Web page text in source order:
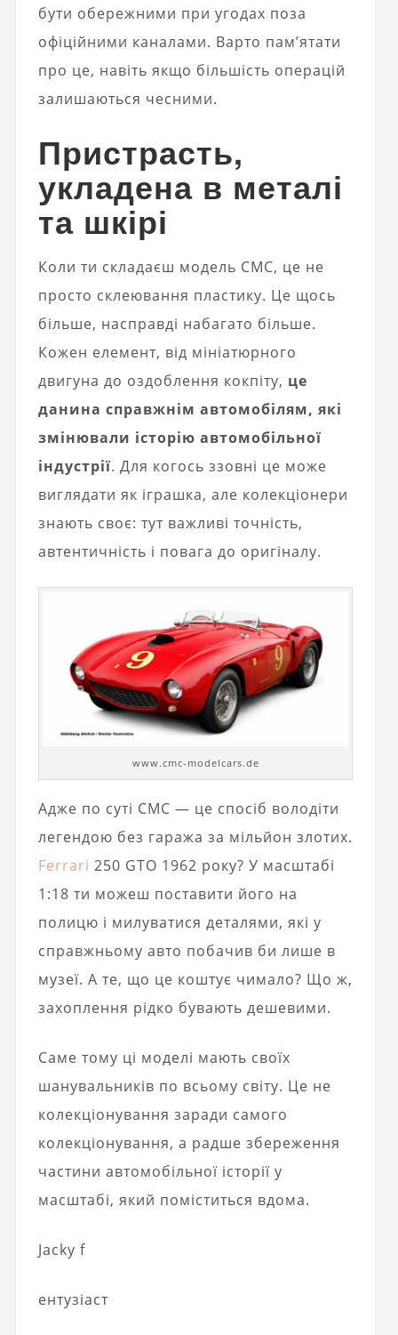
бути обережними при угодах поза
офіційними каналами. Варто пам’ятати
про це, навіть якщо більшість операцій
залишаються чесними.
Пристрасть,
укладена в металі
та шкірі
Коли ти складаєш модель CMC, це не
просто склеювання пластику. Це щось
більше, насправді набагато більше.
Кожен елемент, від мініатюрного
двигуна до оздоблення кокпіту, це
данина справжнім автомобілям, які
змінювали історію автомобільної
індустрії. Для когось ззовні це може
виглядати як іграшка, але колекціонери
знають своє: тут важливі точність,
автентичність і повага до оригіналу.
www.cmc-modelcars.de
Адже по суті CMC — це спосіб володіти
легендою без гаража за мільйон злотих.
Ferrari 250 GTO 1962 року? У масштабі
1:18 ти можеш поставити його на
полицю і милуватися деталями, які у
справжньому авто побачив би лише в
музеї. А те, що це коштує чимало? Що ж,
захоплення рідко бувають дешевими.
Саме тому ці моделі мають своїх
шанувальників по всьому світу. Це не
колекціонування заради самого
колекціонування, а радше збереження
частини автомобільної історії у
масштабі, який поміститься вдома.
Jacky f
ентузіаст